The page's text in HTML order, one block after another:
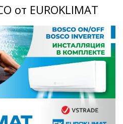
от EUROKLIMAT